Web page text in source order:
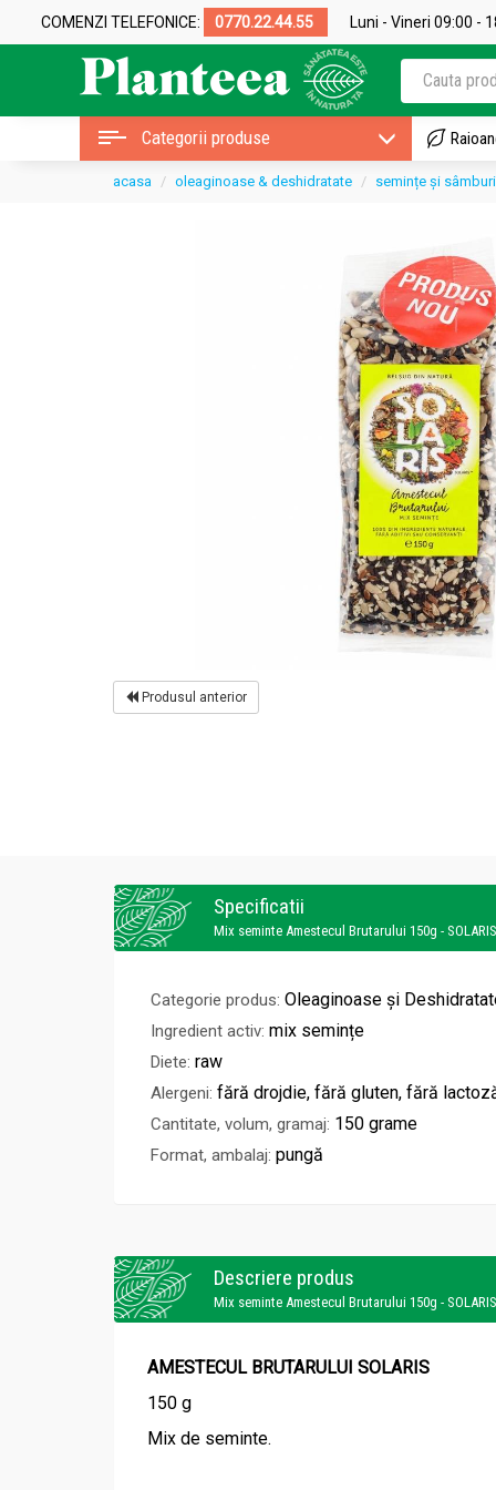
COMENZI TELEFONICE: 0770.22.44.55 Luni - Vineri 09:00 -
Categorii produse
acasa oleaginoase & deshidratate semințe și sâmburi
Produsul anterior
Specificatii
Mix seminte Amestecul Brutarului 150g - SOLARIS
Categorie produs: Oleaginoase și
Ingredient activ: mix semințe
Diete: raw
Alergeni: fără drojdie, fără gluten, fără
Cantitate, volum, gramaj: 150 grame
Format, ambalaj: pungă
Descriere produs
Mix seminte Amestecul Brutarului 150g - SOLARIS
AMESTECUL BRUTARULUI SOLARIS
150 g
Mix de seminte.